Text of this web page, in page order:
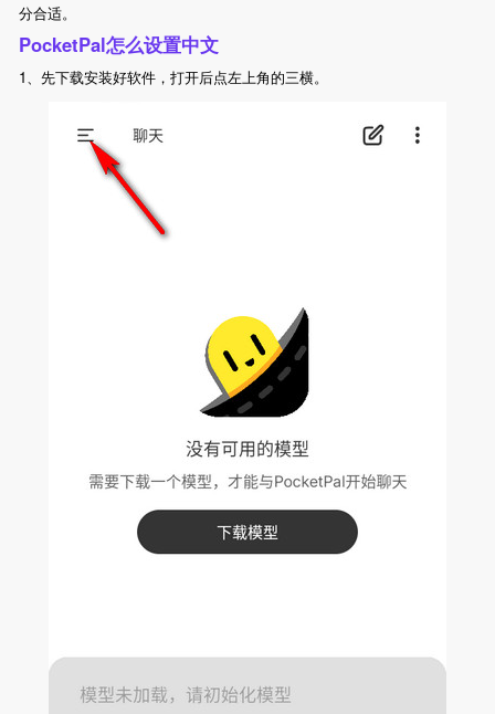
分合适。
PocketPal怎么设置中文
1、先下载安装好软件，打开后点左上角的三横。